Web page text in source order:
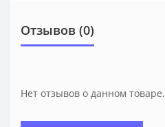
Отзывов (0)
Нет отзывов о данном товаре.